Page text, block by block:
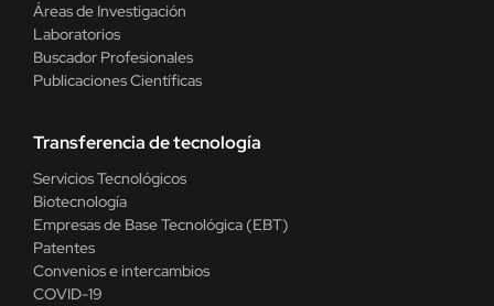
Áreas de Investigación
Laboratorios
Buscador Profesionales
Publicaciones Científicas
Transferencia de tecnología
Servicios Tecnológicos
Biotecnología
Empresas de Base Tecnológica (EBT)
Patentes
Convenios e intercambios
COVID-19